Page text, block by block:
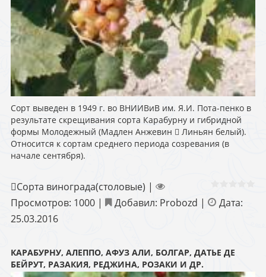
Сорт выведен в 1949 г. во ВНИИВиВ им. Я.И. Пота-пенко в
результате скрещивания сорта Карабурну и гибридной
формы Молодежный (Мадлен Анжевин  Линьян белый).
Относится к сортам среднего периода созревания (в
начале сентября).
Сорта винограда(столовые) |
Просмотров: 1000 | Добавил: Probozd |
Дата:
25.03.2016
КАРАБУРНУ, АЛЕППО, АФУЗ АЛИ, БОЛГАР, ДАТЬЕ ДЕ
БЕЙРУТ, РАЗАКИЯ, РЕДЖИНА, РОЗАКИ И ДР.